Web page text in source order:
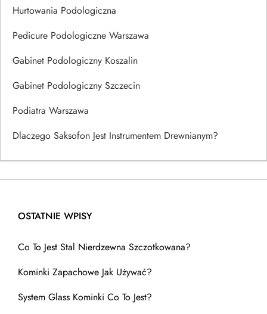
Hurtowania Podologiczna
Pedicure Podologiczne Warszawa
Gabinet Podologiczny Koszalin
Gabinet Podologiczny Szczecin
Podiatra Warszawa
Dlaczego Saksofon Jest Instrumentem Drewnianym?
OSTATNIE WPISY
Co To Jest Stal Nierdzewna Szczotkowana?
Kominki Zapachowe Jak Używać?
System Glass Kominki Co To Jest?